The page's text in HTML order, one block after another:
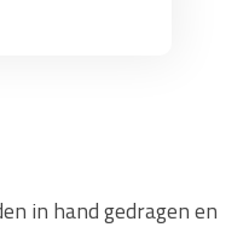
in hand gedragen en